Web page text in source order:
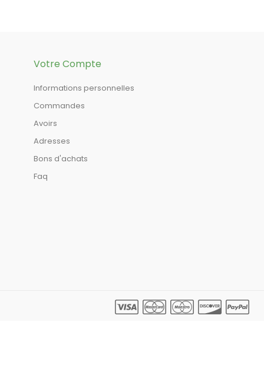
Votre Compte
Informations personnelles
Commandes
Avoirs
Adresses
Bons d'achats
Faq